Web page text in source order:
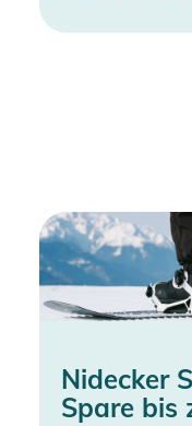
Nidecker
Spare bis